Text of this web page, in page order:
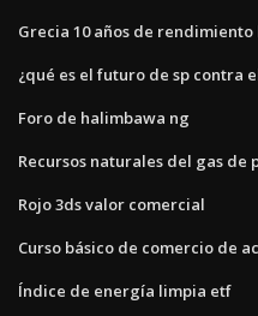
Grecia 10 años de
¿qué es el futuro de sp contra
Foro de halimbawa ng
Recursos naturales del gas de
Rojo 3ds valor comercial
Curso básico de comercio de
Índice de energía limpia etf